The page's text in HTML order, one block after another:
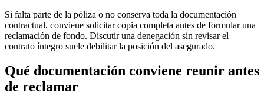
Si falta parte de la póliza o no conserva toda la documentación
contractual, conviene solicitar copia completa antes de formular una
reclamación de fondo. Discutir una denegación sin revisar el
contrato íntegro suele debilitar la posición del asegurado.
Qué documentación conviene reunir antes
de reclamar